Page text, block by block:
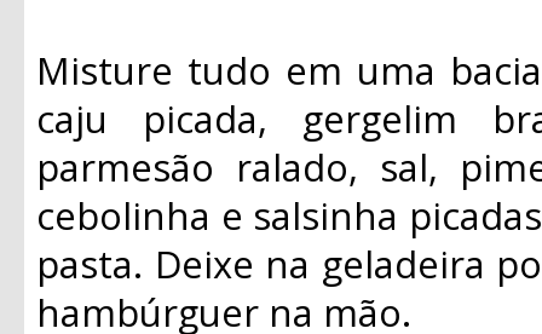
Misture tudo em uma
caju picada, gergelim
parmesão ralado, sal,
cebolinha e salsinha
pasta. Deixe na geladeira
hambúrguer na mão.